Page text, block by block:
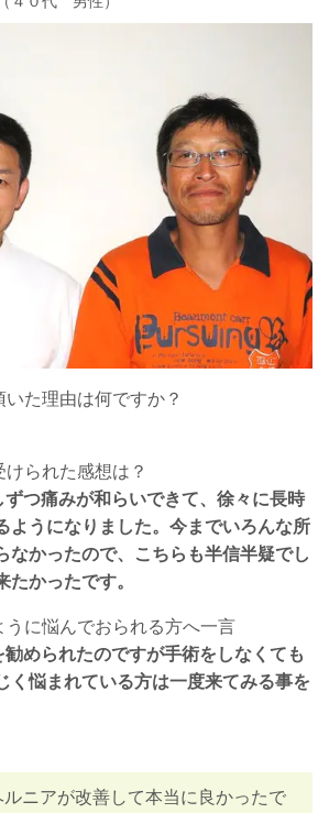
た理由は何ですか？
られた感想は？
つ痛みが和らいできて、徐々に長時
ようになりました。今までいろんな所
なかったので、こちらも半信半疑でし
たかったです。
うに悩んでおられる方へ一言
められたのですが手術をしなくても
く悩まれている方は一度来てみる事を
ニアが改善して本当に良かったで